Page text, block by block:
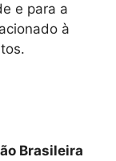
e para a
à
Brasileira